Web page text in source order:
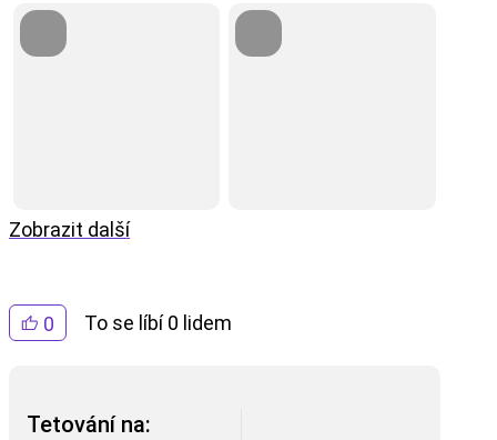
0 To se líbí 0 lidem
Tetování na:
Zobrazit další